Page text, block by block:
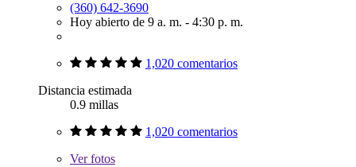
(360) 642-3690
Hoy abierto de 9 a. m. - 4:30 p. m.
1,020 comentarios
Distancia estimada
0.9 millas
1,020 comentarios
Verfotos